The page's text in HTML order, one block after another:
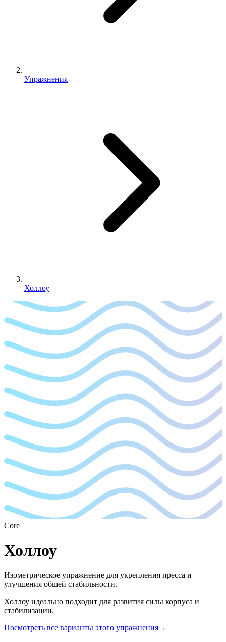
Упражнения
Холлоу
Core
Холлоу
Изометрическое упражнение для укрепления пресса и
улучшения общей стабильности.
Холлоу идеально подходит для развития силы корпуса и
стабилизации.
Посмотреть все варианты этого упражнения→